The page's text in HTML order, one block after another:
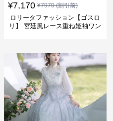
¥7,170 ¥7970(割引前)
ロリータファッション【ゴスロ
リ】 宮廷風レース重ね姫袖ワン